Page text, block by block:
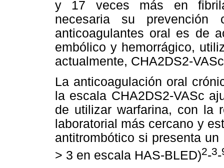
y 17 veces más en
necesaria su prevención
anticoagulantes oral es de
embólico y hemorrágico,
actualmente, CHA2DS2-
La anticoagulación oral
la escala CHA2DS2-VASc
de utilizar warfarina, con la
laboratorial más cercano y
antitrombótico si presenta
> 3 en escala HAS-BLED)2-3-